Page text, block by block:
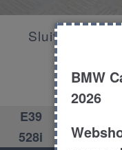
Sluiting
€20.00
E39
528i
BMW
2026